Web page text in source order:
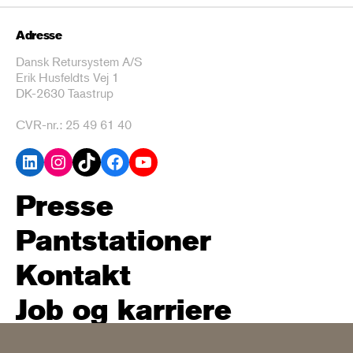
Adresse
Dansk Retursystem A/S
Erik Husfeldts Vej 1
DK-2630 Taastrup
CVR-nr.: 25 49 61 40
LinkedIn
Instagram
TikTokFacebook
YouTube
Presse
Pantstationer
Kontakt
Job og karriere